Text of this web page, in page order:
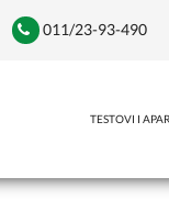
011/23-93-490
TESTOVI I